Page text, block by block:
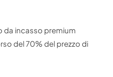
da incasso premium
del 70% del prezzo di